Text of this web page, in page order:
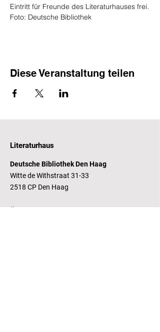
Eintritt für Freunde des Literaturhauses frei.
Foto: Deutsche Bibliothek
Diese Veranstaltung teilen
Literaturhaus
Deutsche Bibliothek Den Haag
Witte de Withstraat 31-33
2518 CP Den Haag